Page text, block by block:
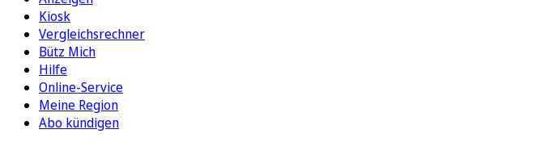
Kiosk
Vergleichsrechner
Bütz Mich
Hilfe
Online-Service
Meine Region
Abo kündigen